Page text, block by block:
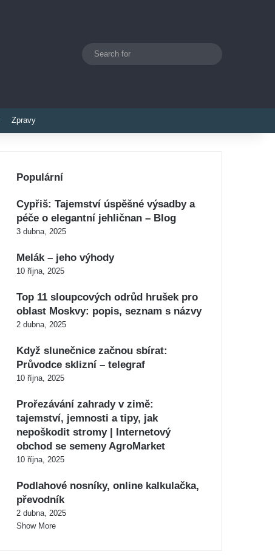
Switch skin
Zpravy
Populární
Cypřiš: Tajemství úspěšné výsadby a
péče o elegantní jehličnan – Blog
3 dubna, 2025
Melák – jeho výhody
10 října, 2025
Top 11 sloupcových odrůd hrušek pro
oblast Moskvy: popis, seznam s názvy
2 dubna, 2025
Když slunečnice začnou sbírat:
Průvodce sklizní – telegraf
10 října, 2025
Prořezávání zahrady v zimě:
tajemství, jemnosti a tipy, jak
nepoškodit stromy | Internetový
obchod se semeny AgroMarket
10 října, 2025
Podlahové nosníky, online kalkulačka,
převodník
2 dubna, 2025
Show More